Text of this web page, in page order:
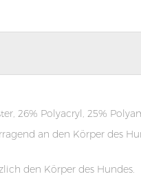
26% Polyacryl, 25%
an den Körper des
den Körper des Hundes.